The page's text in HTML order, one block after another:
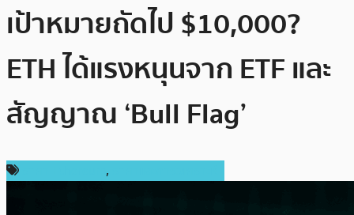
เป้าหมายถัดไป $10,000?
ETH ได้แรงหนุนจาก ETF และ
สัญญาณ ‘Bull Flag’
,